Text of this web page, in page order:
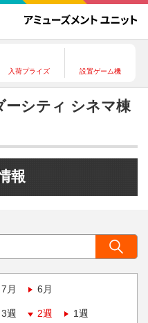
入荷プライズ 設置ゲーム機
シティ シネマ棟
報
7月 6月
3週 2週 1週